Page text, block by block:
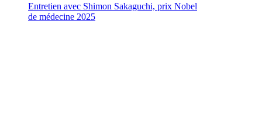
Entretien avec Shimon Sakaguchi, prix Nobel
de médecine 2025